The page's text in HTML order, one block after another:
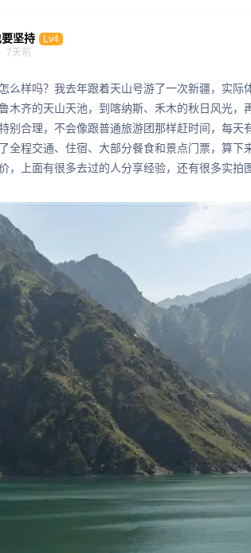
坚持
Lv4
7天前
么样吗？我去年跟着天山号游了一次新疆，实
木齐的天山天池，到喀纳斯、禾木的秋日风光
别合理，不会像跟普通旅游团那样赶时间，每
全程交通、住宿、大部分餐食和景点门票，算
，上面有很多去过的人分享经验，还有很多实拍图